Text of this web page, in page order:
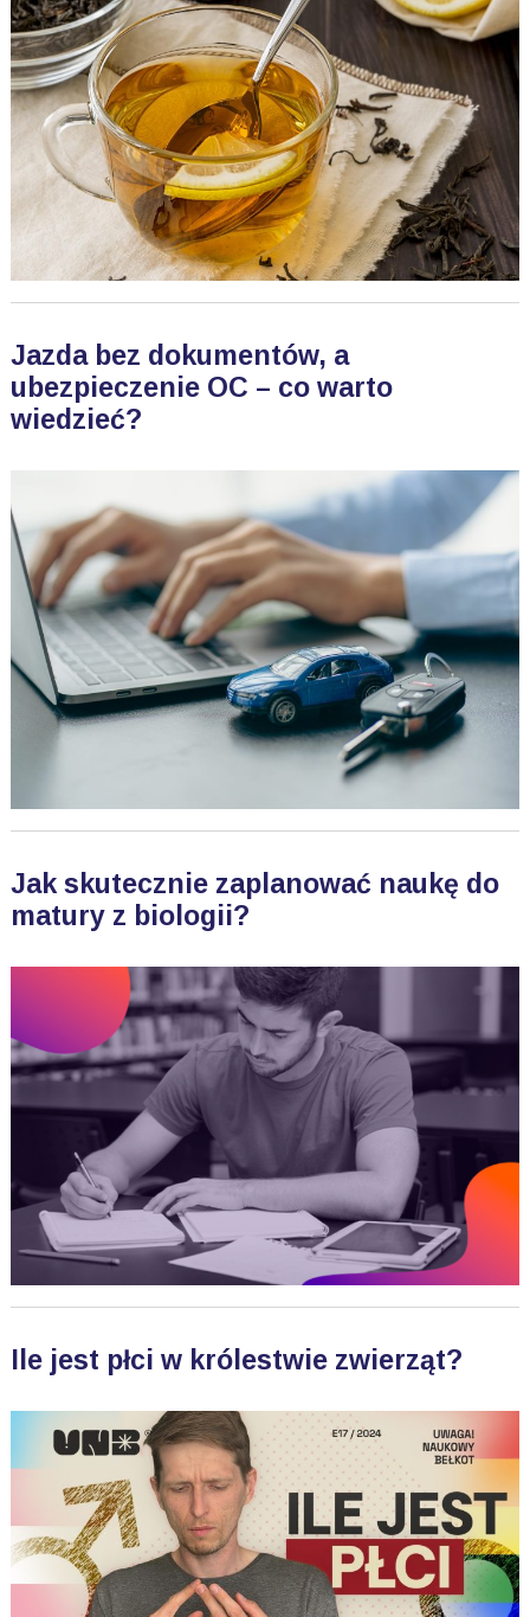
Jazda bez dokumentów, a
ubezpieczenie OC – co warto
wiedzieć?
Jak skutecznie zaplanować naukę do
matury z biologii?
Ile jest płci w królestwie zwierząt?